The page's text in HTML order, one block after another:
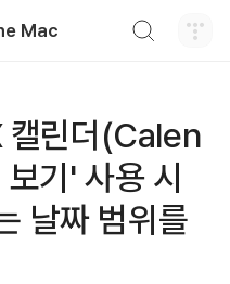
Mac
캘린더(Calen
기' 사용 시
날짜 범위를